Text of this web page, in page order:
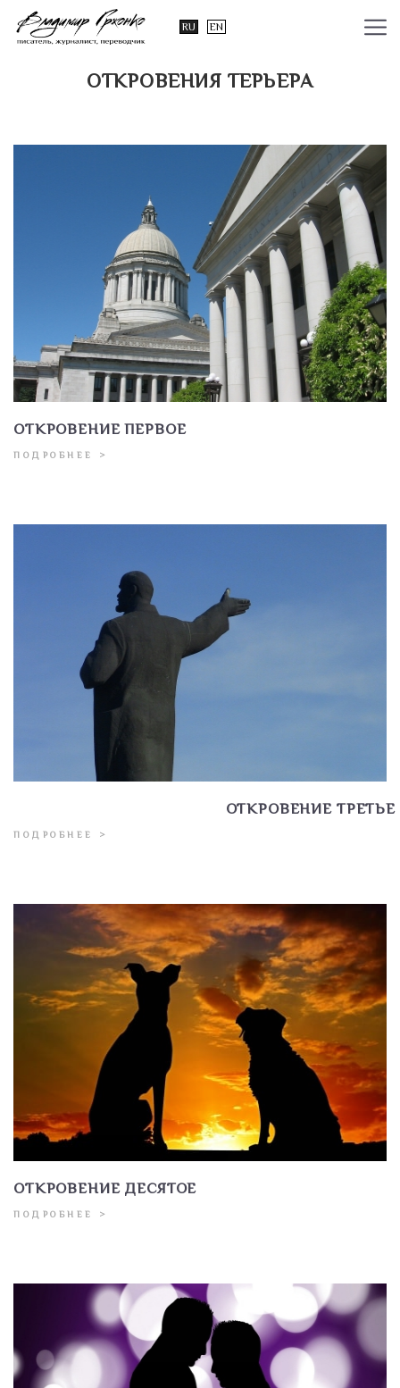
RU EN
ОТКРОВЕНИЯ ТЕРЬЕРА
ОТКРОВЕНИЕ ПЕРВОЕ
ПОДРОБНЕЕ >
ОТКРОВЕНИЕ ТРЕТЬЕ
ПОДРОБНЕЕ >
ОТКРОВЕНИЕ ДЕСЯТОЕ
ПОДРОБНЕЕ >